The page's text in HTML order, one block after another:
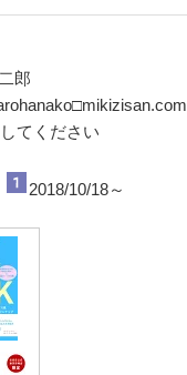
郎
てください
2018/10/18～